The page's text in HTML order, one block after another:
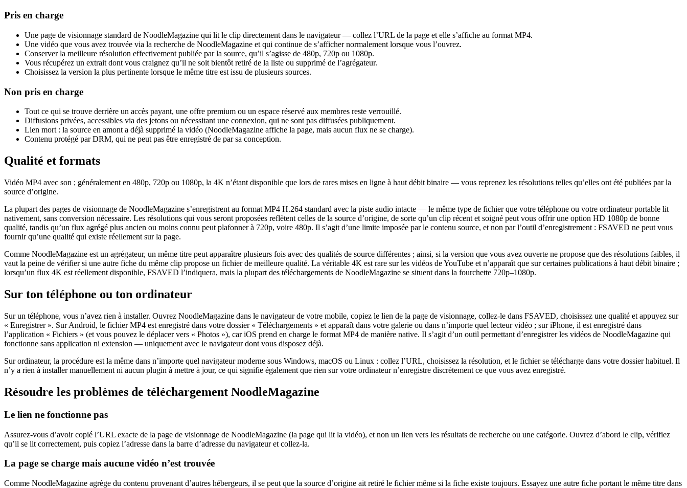
Pris en charge
Une page de visionnage standard de NoodleMagazine qui lit le clip directement dans le navigateur — collez l’URL de la page et elle s’affiche au format MP4.
Une vidéo que vous avez trouvée via la recherche de NoodleMagazine et qui continue de s’afficher normalement lorsque vous l’ouvrez.
Conserver la meilleure résolution effectivement publiée par la source, qu’il s’agisse de 480p, 720p ou 1080p.
Vous récupérez un extrait dont vous craignez qu’il ne soit bientôt retiré de la liste ou supprimé de l’agrégateur.
Choisissez la version la plus pertinente lorsque le même titre est issu de plusieurs sources.
Non pris en charge
Tout ce qui se trouve derrière un accès payant, une offre premium ou un espace réservé aux membres reste verrouillé.
Diffusions privées, accessibles via des jetons ou nécessitant une connexion, qui ne sont pas diffusées publiquement.
Lien mort : la source en amont a déjà supprimé la vidéo (NoodleMagazine affiche la page, mais aucun flux ne se charge).
Contenu protégé par DRM, qui ne peut pas être enregistré de par sa conception.
Qualité et formats
Vidéo MP4 avec son ; généralement en 480p, 720p ou 1080p, la 4K n’étant disponible que lors de rares mises en ligne à haut débit binaire — vous reprenez les résolutions telles qu’elles ont été publiées par la
source d’origine.
La plupart des pages de visionnage de NoodleMagazine s’enregistrent au format MP4 H.264 standard avec la piste audio intacte — le même type de fichier que votre téléphone ou votre ordinateur portable lit
nativement, sans conversion nécessaire. Les résolutions qui vous seront proposées reflètent celles de la source d’origine, de sorte qu’un clip récent et soigné peut vous offrir une option HD 1080p de bonne
qualité, tandis qu’un flux agrégé plus ancien ou moins connu peut plafonner à 720p, voire 480p. Il s’agit d’une limite imposée par le contenu source, et non par l’outil d’enregistrement : FSAVED ne peut vous
fournir qu’une qualité qui existe réellement sur la page.
Comme NoodleMagazine est un agrégateur, un même titre peut apparaître plusieurs fois avec des qualités de source différentes ; ainsi, si la version que vous avez ouverte ne propose que des résolutions faibles, il
vaut la peine de vérifier si une autre fiche du même clip propose un fichier de meilleure qualité. La véritable 4K est rare sur les vidéos de YouTube et n’apparaît que sur certaines publications à haut débit binaire ;
lorsqu’un flux 4K est réellement disponible, FSAVED l’indiquera, mais la plupart des téléchargements de NoodleMagazine se situent dans la fourchette 720p–1080p.
Sur ton téléphone ou ton ordinateur
Sur un téléphone, vous n’avez rien à installer. Ouvrez NoodleMagazine dans le navigateur de votre mobile, copiez le lien de la page de visionnage, collez-le dans FSAVED, choisissez une qualité et appuyez sur
« Enregistrer ». Sur Android, le fichier MP4 est enregistré dans votre dossier « Téléchargements » et apparaît dans votre galerie ou dans n’importe quel lecteur vidéo ; sur iPhone, il est enregistré dans
l’application « Fichiers » (et vous pouvez le déplacer vers « Photos »), car iOS prend en charge le format MP4 de manière native. Il s’agit d’un outil permettant d’enregistrer les vidéos de NoodleMagazine qui
fonctionne sans application ni extension — uniquement avec le navigateur dont vous disposez déjà.
Sur ordinateur, la procédure est la même dans n’importe quel navigateur moderne sous Windows, macOS ou Linux : collez l’URL, choisissez la résolution, et le fichier se télécharge dans votre dossier habituel. Il
n’y a rien à installer manuellement ni aucun plugin à mettre à jour, ce qui signifie également que rien sur votre ordinateur n’enregistre discrètement ce que vous avez enregistré.
Résoudre les problèmes de téléchargement NoodleMagazine
Le lien ne fonctionne pas
Assurez-vous d’avoir copié l’URL exacte de la page de visionnage de NoodleMagazine (la page qui lit la vidéo), et non un lien vers les résultats de recherche ou une catégorie. Ouvrez d’abord le clip, vérifiez
qu’il se lit correctement, puis copiez l’adresse dans la barre d’adresse du navigateur et collez-la.
La page se charge mais aucune vidéo n’est trouvée
Comme NoodleMagazine agrège du contenu provenant d’autres hébergeurs, il se peut que la source d’origine ait retiré le fichier même si la fiche existe toujours. Essayez une autre fiche portant le même titre dans